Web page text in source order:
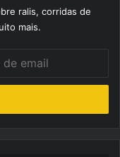
ralis, corridas de
mais.